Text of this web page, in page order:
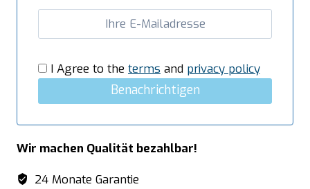
1000
Menge
I Agree to the terms and privacy policy
Benachrichtigen
Wir machen Qualität bezahlbar!
24 Monate Garantie